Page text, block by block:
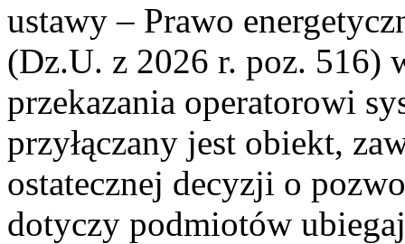
ustawy – Prawo
(Dz.U. z 2026 r. poz. 516)
przekazania operatorowi
przyłączany jest obiekt,
ostatecznej decyzji o
dotyczy podmiotów